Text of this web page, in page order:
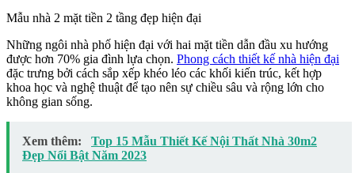
Mẫu nhà 2 mặt tiền 2 tầng đẹp hiện đại
Những ngôi nhà phố hiện đại với hai mặt tiền dẫn đầu xu hướng
được hơn 70% gia đình lựa chọn. Phong cách thiết kế nhà hiện đại
đặc trưng bởi cách sắp xếp khéo léo các khối kiến trúc, kết hợp
khoa học và nghệ thuật để tạo nên sự chiều sâu và rộng lớn cho
không gian sống.
Xem thêm:
Top 15 Mẫu Thiết Kế Nội Thất Nhà 30m2
Đẹp Nổi Bật Năm 2023